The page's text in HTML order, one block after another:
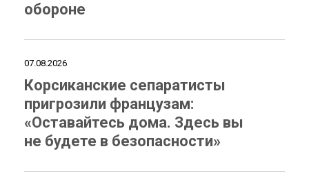
обороне
07.08.2026
Корсиканские сепаратисты
пригрозили французам:
«Оставайтесь дома. Здесь вы
не будете в безопасности»